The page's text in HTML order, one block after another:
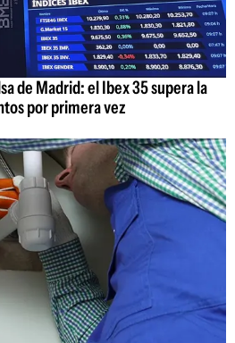
de Madrid: el Ibex 35 supera la
por primera vez